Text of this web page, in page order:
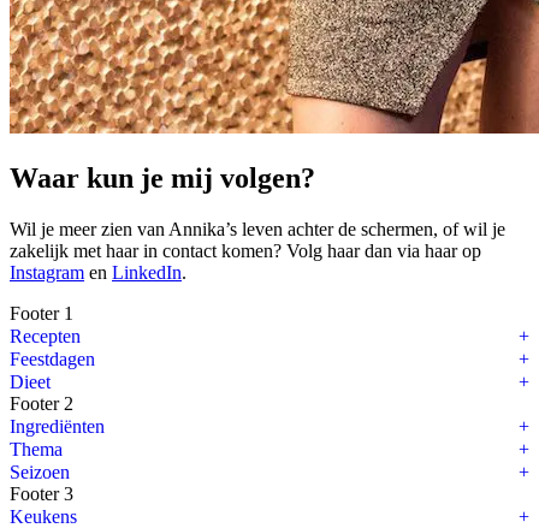
Waar kun je mij volgen?
Wil je meer zien van Annika’s leven achter de schermen, of wil je
zakelijk met haar in contact komen? Volg haar dan via haar op
Instagram en LinkedIn.
Footer 1
Recepten
Feestdagen
Dieet
Footer 2
Ingrediënten
Thema
Seizoen
Footer 3
Keukens